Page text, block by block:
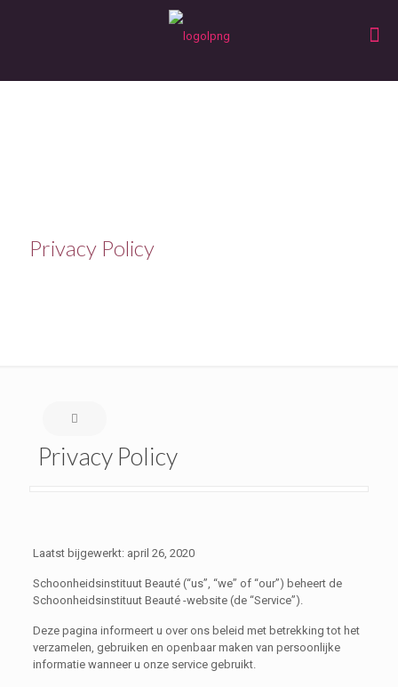
Privacy Policy
Privacy Policy
Laatst bijgewerkt: april 26, 2020
Schoonheidsinstituut Beauté (“us”, “we” of “our”) beheert de
Schoonheidsinstituut Beauté -website (de “Service”).
Deze pagina informeert u over ons beleid met betrekking tot het
verzamelen, gebruiken en openbaar maken van persoonlijke
informatie wanneer u onze service gebruikt.